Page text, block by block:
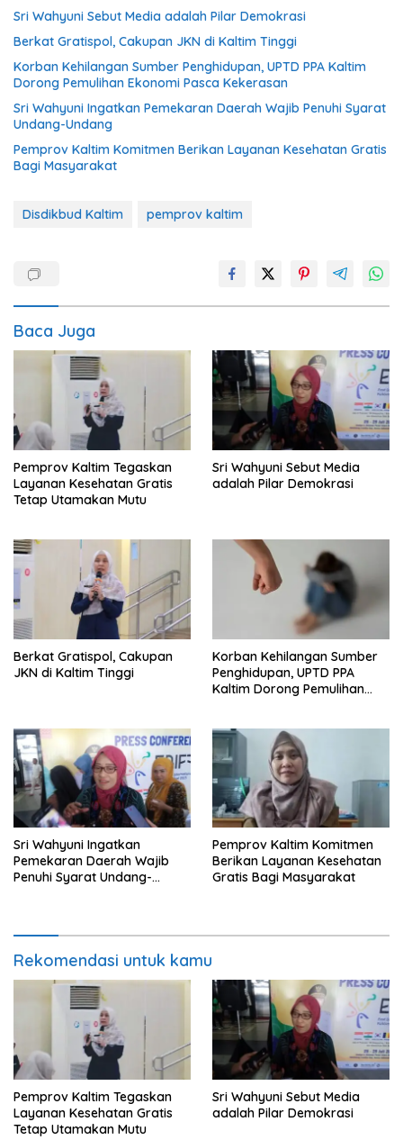
Sri Wahyuni Sebut Media adalah Pilar Demokrasi
Berkat Gratispol, Cakupan JKN di Kaltim Tinggi
Korban Kehilangan Sumber Penghidupan, UPTD PPA Kaltim
Dorong Pemulihan Ekonomi Pasca Kekerasan
Sri Wahyuni Ingatkan Pemekaran Daerah Wajib Penuhi Syarat
Undang-Undang
Pemprov Kaltim Komitmen Berikan Layanan Kesehatan Gratis
Bagi Masyarakat
Disdikbud Kaltim pemprov kaltim
Baca Juga
Pemprov Kaltim Tegaskan
Layanan Kesehatan Gratis
Tetap Utamakan Mutu
Sri Wahyuni Sebut Media
adalah Pilar Demokrasi
Berkat Gratispol, Cakupan
JKN di Kaltim Tinggi
Korban Kehilangan Sumber
Penghidupan, UPTD PPA
Kaltim Dorong Pemulihan
Sri Wahyuni Ingatkan
Pemekaran Daerah Wajib
Penuhi Syarat Undang-
Pemprov Kaltim Komitmen
Berikan Layanan Kesehatan
Gratis Bagi Masyarakat
Rekomendasi untuk kamu
Pemprov Kaltim Tegaskan
Layanan Kesehatan Gratis
Tetap Utamakan Mutu
Sri Wahyuni Sebut Media
adalah Pilar Demokrasi